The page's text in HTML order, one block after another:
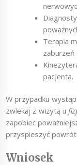
Terapia
zaburzeń
pacjenta.
W przypadku
zwlekaj z wizytą u
zapobiec
przyspieszyć
Wniosek